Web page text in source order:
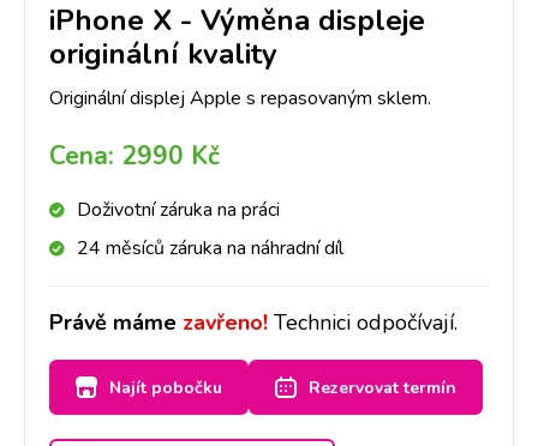
iPhone X - Výměna displeje
originální kvality
Originální displej Apple s repasovaným sklem.
Cena: 2990 Kč
Doživotní záruka na práci
24 měsíců záruka na náhradní díl
Právě máme zavřeno! Technici odpočívají.
Najít pobočku Rezervovat termín